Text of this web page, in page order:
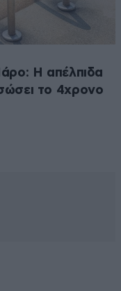
Η απέλπιδα
το 4χρονο